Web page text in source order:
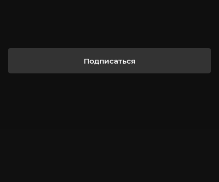
Подписаться